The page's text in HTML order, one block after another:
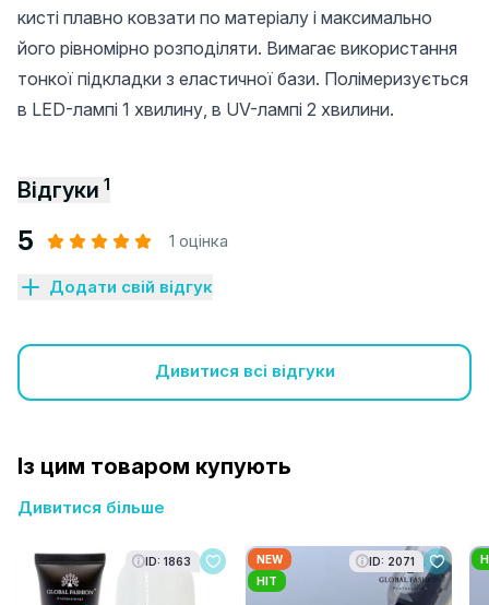
кисті плавно ковзати по матеріалу і максимально
його рівномірно розподіляти. Вимагає використання
тонкої підкладки з еластичної бази. Полімеризується
в LED-лампі 1 хвилину, в UV-лампі 2 хвилини.
Відгуки 1
5 1 оцінка
Додати свій відгук
Дивитися всі відгуки
Із цим товаром купують
Дивитися більше
ID: 1863
NEW
HIT
ID: 2071